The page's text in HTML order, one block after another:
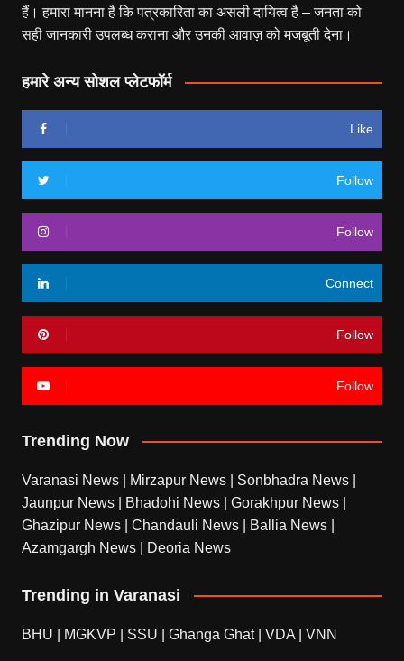
हैं। हमारा मानना है कि पत्रकारिता का असली दायित्व है – जनता को
सही जानकारी उपलब्ध कराना और उनकी आवाज़ को मजबूती देना।
हमारे अन्य सोशल प्लेटफॉर्म
Like
Follow
Follow
Connect
Follow
Follow
Trending Now
Varanasi News Mirzapur News Sonbhadra News
Jaunpur News
Bhadohi News Gorakhpur News
Ghazipur News
Chandauli News Ballia News
Azamgargh News
Deoria News
Trending in Varanasi
BHU MGKVP SSU Ghanga Ghat| VDA VNN